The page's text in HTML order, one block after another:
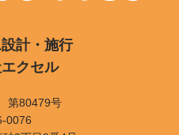
計・施行
クセル
第80479号
0076